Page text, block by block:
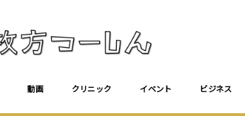
動画 クリニック イベント ビジネス